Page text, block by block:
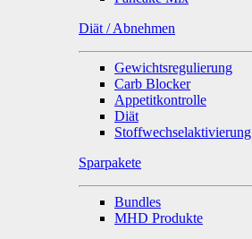
Diät / Abnehmen
Gewichtsregulierung
Carb Blocker
Appetitkontrolle
Diät
Stoffwechselaktivierung
Sparpakete
Bundles
MHD Produkte